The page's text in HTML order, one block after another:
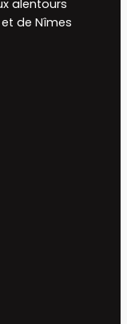
alentours
de Nîmes